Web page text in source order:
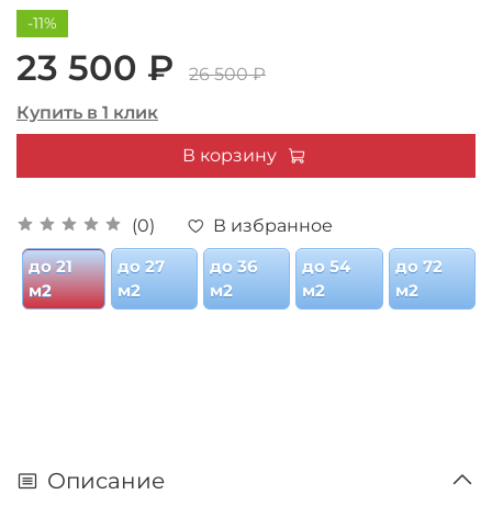
(0)
В избранное
до 21
м2
до 27
м2
до 36
м2
до 54
м2
до 72
м2
-11%
23 500 ₽
26 500 ₽
Купить в 1 клик
В корзину
Описание